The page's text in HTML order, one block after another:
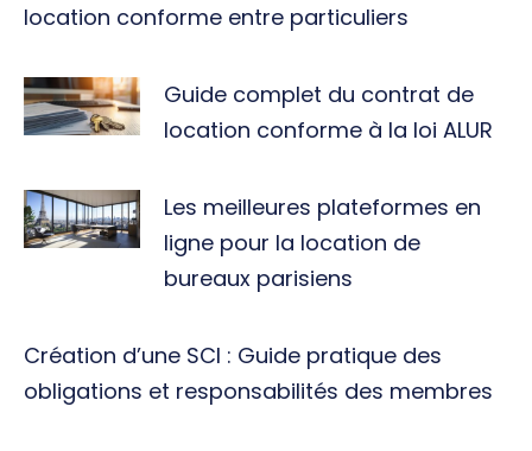
location conforme entre particuliers
Guide complet du contrat de
location conforme à la loi ALUR
Les meilleures plateformes en
ligne pour la location de
bureaux parisiens
Création d’une SCI : Guide pratique des
obligations et responsabilités des membres